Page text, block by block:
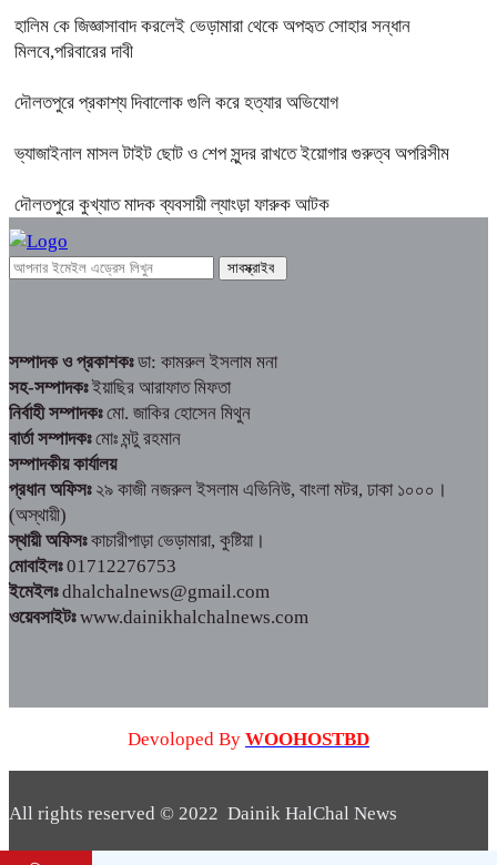
হালিম কে জিজ্ঞাসাবাদ করলেই ভেড়ামারা থেকে অপহৃত সোহার সন্ধান
মিলবে,পরিবারের দাবী
দৌলতপুরে প্রকাশ্য দিবালোক গুলি করে হত্যার অভিযোগ
ভ্যাজাইনাল মাসল টাইট ছোট ও শেপ সুন্দর রাখতে ইয়োগার গুরুত্ব অপরিসীম
দৌলতপুরে কুখ্যাত মাদক ব্যবসায়ী ল্যাংড়া ফারুক আটক
সম্পাদক ও প্রকাশকঃডা: কামরুল ইসলাম মনা
সহ-সম্পাদকঃইয়াছির আরাফাত মিফতা
নির্বাহী সম্পাদকঃমো. জাকির হোসেন মিথুন
বার্তা সম্পাদকঃমোঃ মন্টু রহমান
সম্পাদকীয় কার্যালয়
প্রধান অফিসঃ২৯ কাজী নজরুল ইসলাম এভিনিউ, বাংলা মটর, ঢাকা ১০০০।
(অস্থায়ী)
স্থায়ী অফিসঃকাচারীপাড়া ভেড়ামারা, কুষ্টিয়া।
মোবাইলঃ01712276753
ইমেইলঃdhalchalnews@gmail.com
ওয়েবসাইটঃwww.dainikhalchalnews.com
Devoloped By WOOHOSTBD
All rights reserved © 2022 Dainik HalChal News
Design ByWooHostBD